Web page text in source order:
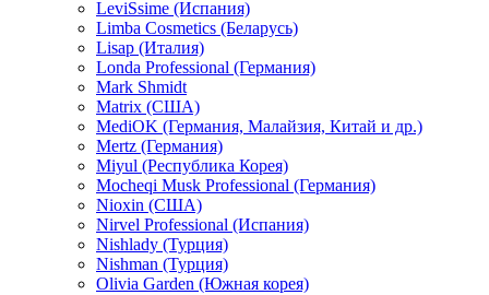
LeviSsime (Испания)
Limba Cosmetics (Беларусь)
Lisap (Италия)
Londa Professional (Германия)
Mark Shmidt
Matrix (США)
MediOK (Германия, Малайзия, Китай и др.)
Mertz (Германия)
Miyul (Республика Корея)
Mocheqi Musk Professional (Германия)
Nioxin (США)
Nirvel Professional (Испания)
Nishlady (Турция)
Nishman (Турция)
Olivia Garden (Южная корея)